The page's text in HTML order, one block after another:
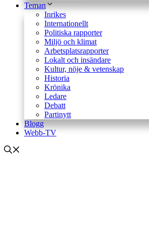
Teman
Inrikes
Internationellt
Politiska rapporter
Miljö och klimat
Arbetsplatsrapporter
Lokalt och insändare
Kultur, nöje & vetenskap
Historia
Krönika
Ledare
Debatt
Partinytt
Blogg
Webb-TV